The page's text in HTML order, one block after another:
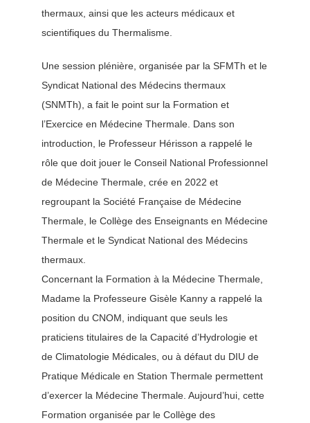
Formations
Adhérer
Faire un don
Contact
thermaux, ainsi que les acteurs médicaux et
scientifiques du Thermalisme.
Une session plénière, organisée par la SFMTh et le
Syndicat National des Médecins thermaux
(SNMTh), a fait le point sur la Formation et
l’Exercice en Médecine Thermale. Dans son
introduction, le Professeur Hérisson a rappelé le
rôle que doit jouer le Conseil National Professionnel
de Médecine Thermale, crée en 2022 et
regroupant la Société Française de Médecine
Thermale, le Collège des Enseignants en Médecine
Thermale et le Syndicat National des Médecins
thermaux.
Concernant la Formation à la Médecine Thermale,
Madame la Professeure Gisèle Kanny a rappelé la
position du CNOM, indiquant que seuls les
praticiens titulaires de la Capacité d’Hydrologie et
de Climatologie Médicales, ou à défaut du DIU de
Pratique Médicale en Station Thermale permettent
d’exercer la Médecine Thermale. Aujourd’hui, cette
Formation organisée par le Collège des